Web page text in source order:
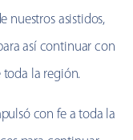
nuestros asistidos,
así continuar con
toda la región.
con fe a toda la